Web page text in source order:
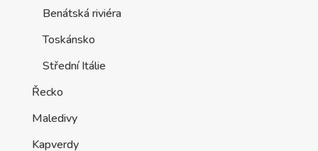
Benátská riviéra
Toskánsko
Střední Itálie
Řecko
Maledivy
Kapverdy